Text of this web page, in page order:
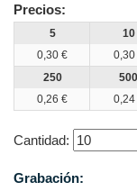
Precios:
5
0,30 €
10
0,30
250
0,26 €
500
0,24
Cantidad:
Grabación: